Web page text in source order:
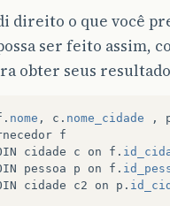
direito o que você
ser feito assim,
obter seus
. nome , c . nome_cidade ,
f
cidade c on f .
pessoa p on f .
cidade c2 on p .